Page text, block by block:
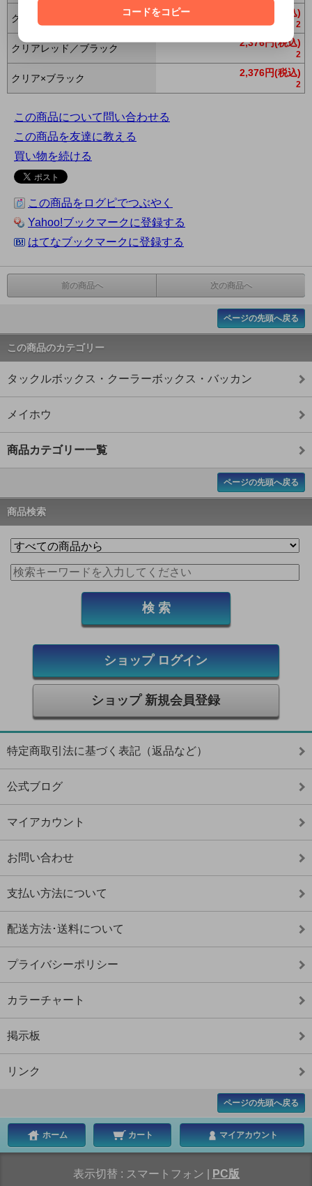
クリアオレンジ／ブラック 2,376円(税込)
2
クリアレッド／ブラック 2,376円(税込)
2
クリア×ブラック 2,376円(税込)
2
この商品について問い合わせる
この商品を友達に教える
買い物を続ける
この商品をログピでつぶやく
Yahoo!ブックマークに登録する
はてなブックマークに登録する
前の商品へ 次の商品へ
ページの先頭へ戻る
この商品のカテゴリー
タックルボックス・クーラーボックス・バッカン
メイホウ
商品カテゴリー一覧
ページの先頭へ戻る
商品検索
ショップ ログイン
ショップ 新規会員登録
特定商取引法に基づく表記（返品など）
公式ブログ
マイアカウント
お問い合わせ
支払い方法について
配送方法･送料について
プライバシーポリシー
カラーチャート
掲示板
リンク
ページの先頭へ戻る
ホーム カート マイアカウント
表示切替 : スマートフォン PC版
コードをコピー